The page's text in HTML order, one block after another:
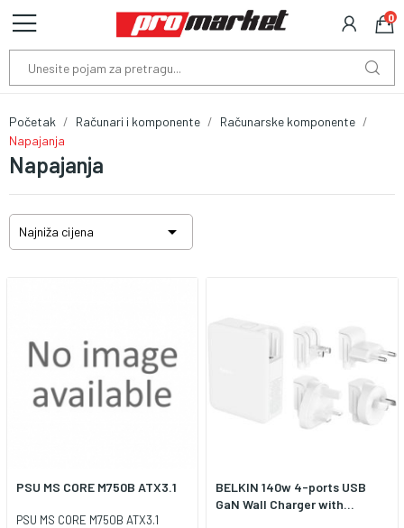
0
Napajanja
Početak Računari i komponente
Računarske komponente
Napajanja
Najniža cijena 
PSU MS CORE M750B ATX3.1
PSU MS CORE M750B ATX3.1
BELKIN 140w 4-ports USB
GaN Wall Charger with...